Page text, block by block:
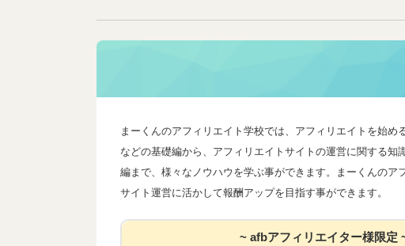
まーくんのアフィリエイト学校では、アフィリエイトを始め
などの基礎編から、アフィリエイトサイトの運営に関する知
編まで、様々なノウハウを学ぶ事ができます。まーくんのア
サイト運営に活かして報酬アップを目指す事ができます。
~ afbアフィリエイター様限定